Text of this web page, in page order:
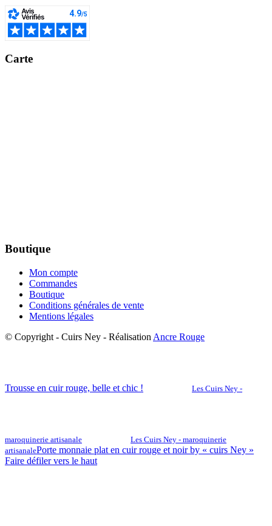
Carte
Boutique
Mon compte
Commandes
Boutique
Conditions générales de vente
Mentions légales
© Copyright - Cuirs Ney - Réalisation Ancre Rouge
Trousse en cuir rouge, belle et chic ! Les Cuirs Ney -
maroquinerie artisanale
Les Cuirs Ney - maroquinerie
artisanalePorte monnaie plat en cuir rouge et noir by « cuirs Ney »
Faire défiler vers le haut